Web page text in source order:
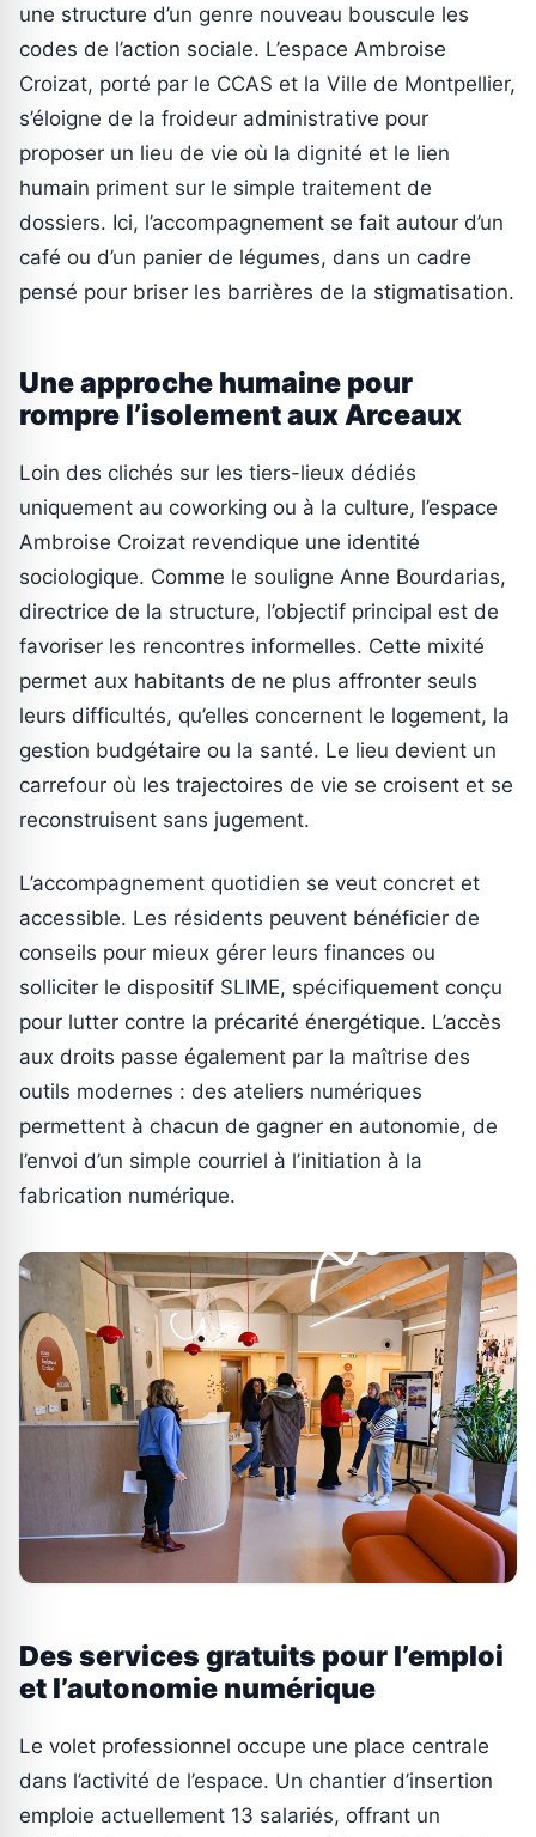
une structure d’un genre nouveau bouscule les
codes de l’action sociale. L’espace Ambroise
Croizat, porté par le CCAS et la Ville de Montpellier,
s’éloigne de la froideur administrative pour
proposer un lieu de vie où la dignité et le lien
humain priment sur le simple traitement de
dossiers. Ici, l’accompagnement se fait autour d’un
café ou d’un panier de légumes, dans un cadre
pensé pour briser les barrières de la stigmatisation.
Une approche humaine pour
rompre l’isolement aux Arceaux
Loin des clichés sur les tiers-lieux dédiés
uniquement au coworking ou à la culture, l’espace
Ambroise Croizat revendique une identité
sociologique. Comme le souligne Anne Bourdarias,
directrice de la structure, l’objectif principal est de
favoriser les rencontres informelles. Cette mixité
permet aux habitants de ne plus affronter seuls
leurs difficultés, qu’elles concernent le logement, la
gestion budgétaire ou la santé. Le lieu devient un
carrefour où les trajectoires de vie se croisent et se
reconstruisent sans jugement.
L’accompagnement quotidien se veut concret et
accessible. Les résidents peuvent bénéficier de
conseils pour mieux gérer leurs finances ou
solliciter le dispositif SLIME, spécifiquement conçu
pour lutter contre la précarité énergétique. L’accès
aux droits passe également par la maîtrise des
outils modernes : des ateliers numériques
permettent à chacun de gagner en autonomie, de
l’envoi d’un simple courriel à l’initiation à la
fabrication numérique.
Des services gratuits pour l’emploi
et l’autonomie numérique
Le volet professionnel occupe une place centrale
dans l’activité de l’espace. Un chantier d’insertion
emploie actuellement 13 salariés, offrant un